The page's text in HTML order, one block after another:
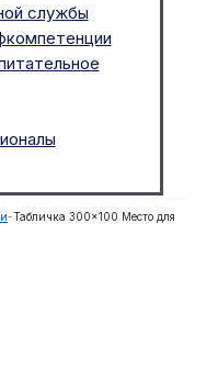
службы
-Табличка 300×100 Место для